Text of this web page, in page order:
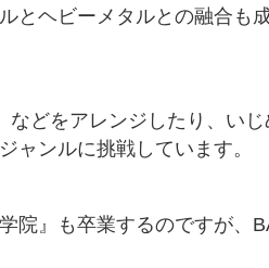
とヘビーメタルとの融合も
などをアレンジしたり、い
ャンルに挑戦しています。
院』も卒業するのですが、